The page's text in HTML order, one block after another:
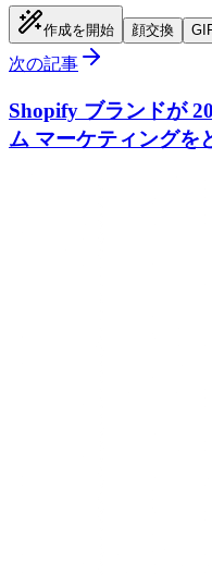
作成を開始 顔交換
次の記事
Shopify ブランドが
ム マーケティングを